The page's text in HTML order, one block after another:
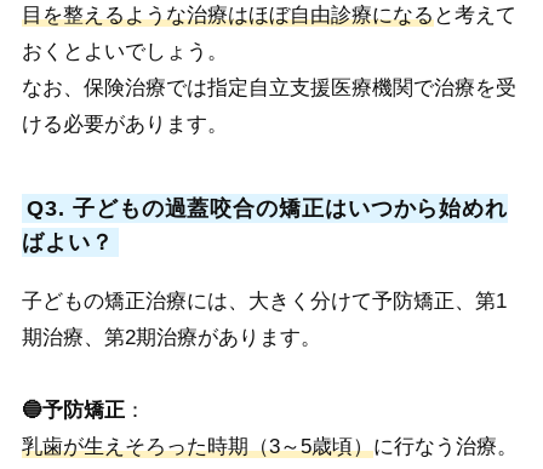
目を整えるような治療はほぼ自由診療になると考えて
おくとよいでしょう。
なお、保険治療では指定自立支援医療機関で治療を受
ける必要があります。
Q3. 子どもの過蓋咬合の矯正はいつから始めれ
ばよい？
子どもの矯正治療には、大きく分けて予防矯正、第1
期治療、第2期治療があります。
🔵予防矯正：
乳歯が生えそろった時期（3～5歳頃）に行なう治療。